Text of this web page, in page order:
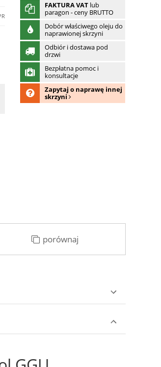
FAKTURA VAT lub
paragon - ceny BRUTTO
Dobór właściwego oleju do
naprawionej skrzyni
Odbiór i dostawa pod
drzwi
Bezpłatna pomoc i
konsultacje
Zapytaj o naprawę innej
skrzyni
porównaj